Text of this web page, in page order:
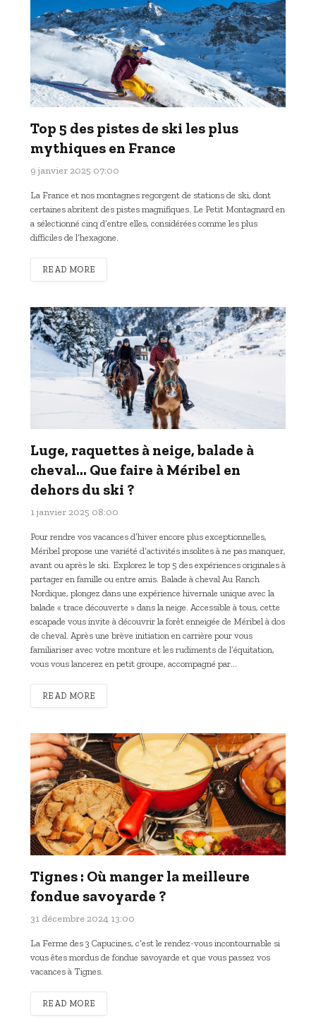
Top 5 des pistes de ski les plus
mythiques en France
9 janvier 2025 07:00
La France et nos montagnes regorgent de stations de ski, dont
certaines abritent des pistes magnifiques. Le Petit Montagnard en
a sélectionné cinq d’entre elles, considérées comme les plus
difficiles de l’hexagone.
READ MORE
Luge, raquettes à neige, balade à
cheval… Que faire à Méribel en
dehors du ski ?
1 janvier 2025 08:00
Pour rendre vos vacances d’hiver encore plus exceptionnelles,
Méribel propose une variété d’activités insolites à ne pas manquer,
avant ou après le ski. Explorez le top 5 des expériences originales à
partager en famille ou entre amis. Balade à cheval Au Ranch
Nordique, plongez dans une expérience hivernale unique avec la
balade « trace découverte » dans la neige. Accessible à tous, cette
escapade vous invite à découvrir la forêt enneigée de Méribel à dos
de cheval. Après une brève initiation en carrière pour vous
familiariser avec votre monture et les rudiments de l’équitation,
vous vous lancerez en petit groupe, accompagné par…
READ MORE
Tignes : Où manger la meilleure
fondue savoyarde ?
31 décembre 2024 13:00
La Ferme des 3 Capucines, c’est le rendez-vous incontournable si
vous êtes mordus de fondue savoyarde et que vous passez vos
vacances à Tignes.
READ MORE